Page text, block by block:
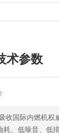
术参数
国际内燃机权
、低噪音、低